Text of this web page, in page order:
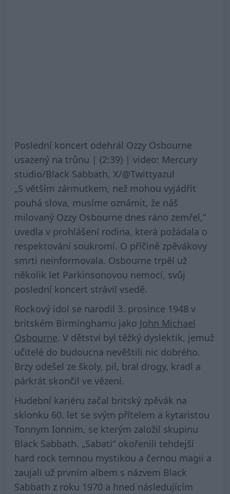
Poslední koncert odehrál Ozzy Osbourne
usazený na trůnu | (2:39) | video: Mercury
studio/Black Sabbath, X/@Twittyazul
„S větším zármutkem, než mohou vyjádřit
pouhá slova, musíme oznámit, že náš
milovaný Ozzy Osbourne dnes ráno zemřel,“
uvedla v prohlášení rodina, která požádala o
respektování soukromí. O příčině zpěvákovy
smrti neinformovala. Osbourne trpěl už
několik let Parkinsonovou nemocí, svůj
poslední koncert strávil vsedě.
Rockový idol se narodil 3. prosince 1948 v
britském Birminghamu jako John Michael
Osbourne. V dětství byl těžký dyslektik, jemuž
učitelé do budoucna nevěštili nic dobrého.
Brzy odešel ze školy, pil, bral drogy, kradl a
párkrát skončil ve vězení.
Hudební kariéru začal britský zpěvák na
sklonku 60. let se svým přítelem a kytaristou
Tonnym Ionnim, se kterým založil skupinu
Black Sabbath. „Sabati“ okořenili tehdejší
hard rock temnou mystikou a černou magii a
zaujali už prvním albem s názvem Black
Sabbath z roku 1970 a hned následujícím